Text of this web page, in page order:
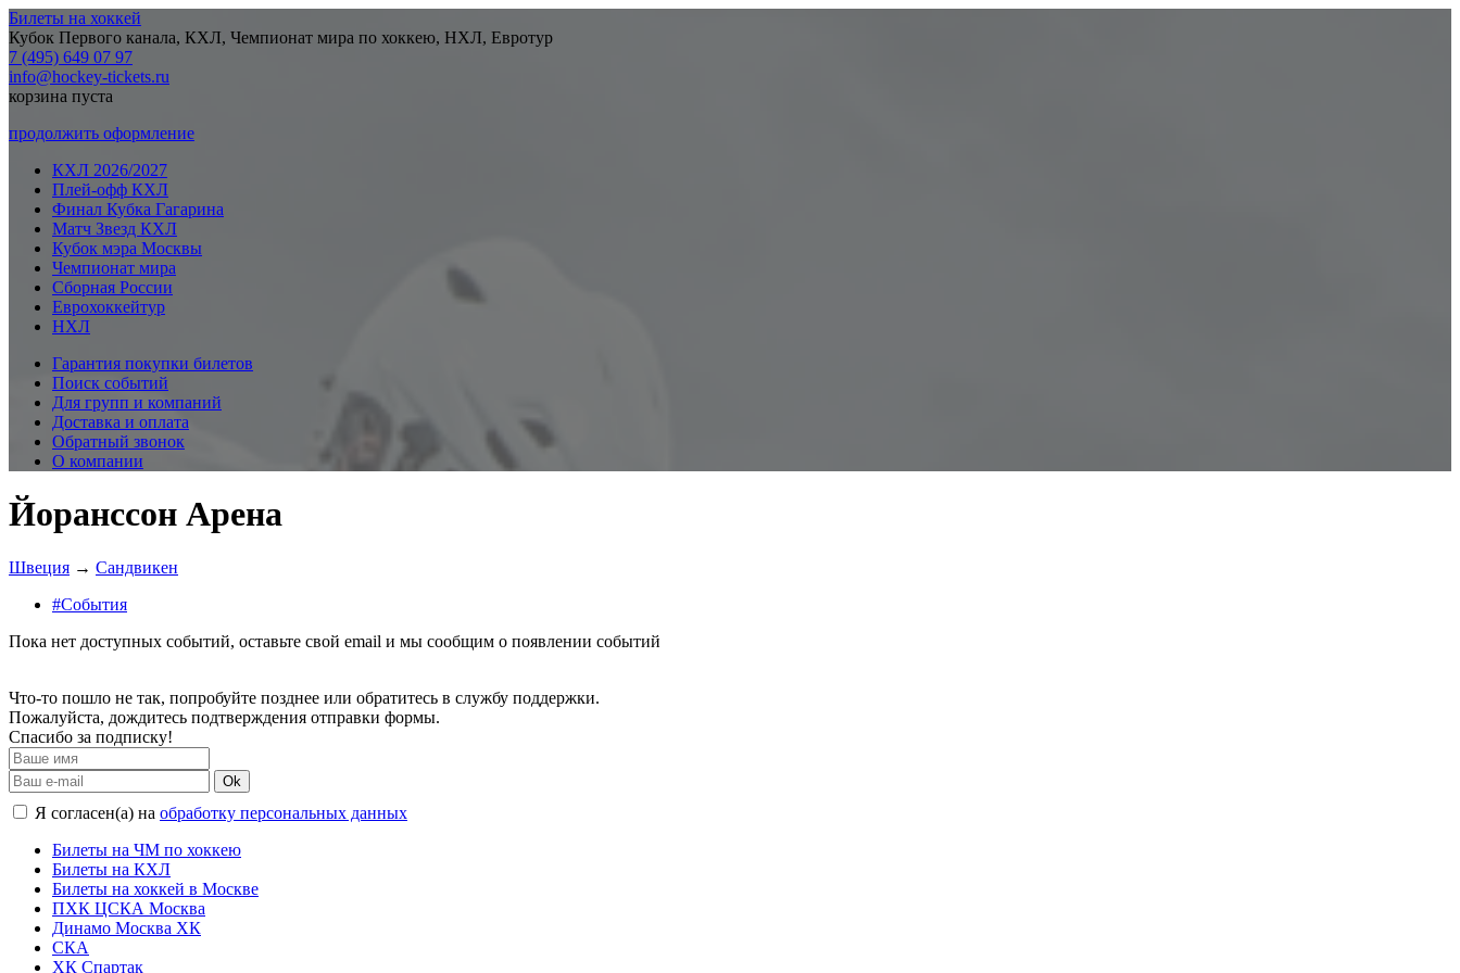
Билеты на хоккей
Кубок Первого канала, КХЛ, Чемпионат мира по хоккею, НХЛ, Евротур
7 (495) 649 07 97
info@hockey-tickets.ru
корзина пуста
продолжить оформление
КХЛ 2026/2027
Плей-офф КХЛ
Финал Кубка Гагарина
Матч Звезд КХЛ
Кубок мэра Москвы
Чемпионат мира
Сборная России
Еврохоккейтур
НХЛ
Гарантия покупки билетов
Поиск событий
Для групп и компаний
Доставка и оплата
Обратный звонок
О компании
Йоранссон Арена
Швеция → Сандвикен
#События
Пока нет доступных событий, оставьте свой email и мы сообщим о появлении событий
Что-то пошло не так, попробуйте позднее или обратитесь в службу поддержки.
Пожалуйста, дождитесь подтверждения отправки формы.
Спасибо за подписку!
Ok
Я согласен(а) на обработку персональных данных
Билеты на ЧМ по хоккею
Билеты на КХЛ
Билеты на хоккей в Москве
ПХК ЦСКА Москва
Динамо Москва ХК
СКА
ХК Спартак